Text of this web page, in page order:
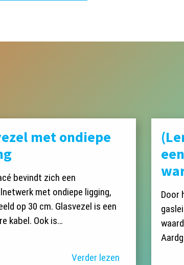
met ondiepe
bevindt zich een
met ondiepe ligging,
op 30 cm. Glasvezel is een
kabel. Ook is…
Verder lezen
Door